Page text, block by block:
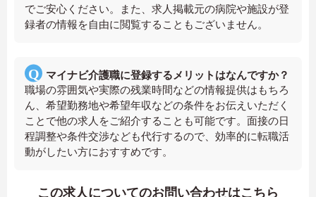
でご安心ください。また、求人掲載元の病院や施設が登
録者の情報を自由に閲覧することもございません。
マイナビ介護職に登録するメリットはなんですか？
職場の雰囲気や実際の残業時間などの情報提供はもちろ
ん、希望勤務地や希望年収などの条件をお伝えいただく
ことで他の求人をご紹介することも可能です。面接の日
程調整や条件交渉なども代行するので、効率的に転職活
動がしたい方におすすめです。
この求人についてのお問い合わせはこちら